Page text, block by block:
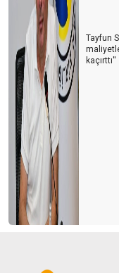
Tayfun
kaçırttı''